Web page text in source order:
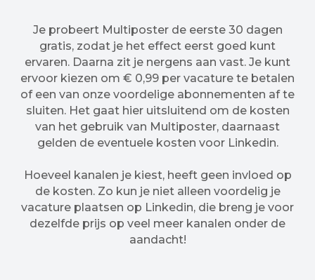
Je probeert Multiposter de eerste 30 dagen
gratis, zodat je het effect eerst goed kunt
ervaren. Daarna zit je nergens aan vast. Je kunt
ervoor kiezen om € 0,99 per vacature te betalen
of een van onze voordelige abonnementen af te
sluiten. Het gaat hier uitsluitend om de kosten
van het gebruik van Multiposter, daarnaast
gelden de eventuele kosten voor Linkedin.
Hoeveel kanalen je kiest, heeft geen invloed op
de kosten. Zo kun je niet alleen voordelig je
vacature plaatsen op Linkedin, die breng je voor
dezelfde prijs op veel meer kanalen onder de
aandacht!